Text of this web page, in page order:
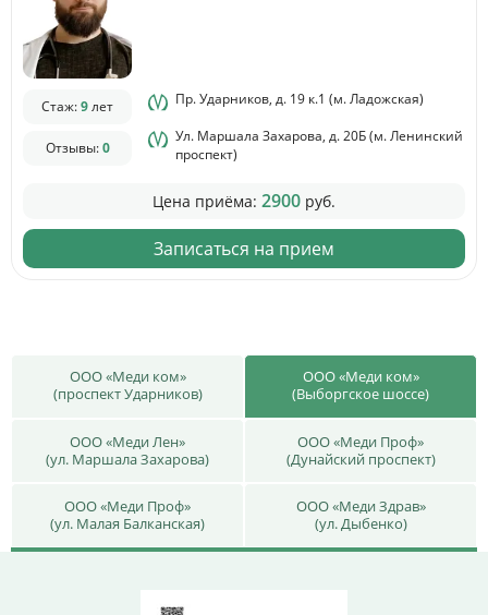
Стаж:9лет
Отзывы:0
Пр. Ударников, д. 19 к.1 (м. Ладожская)
Ул. Маршала Захарова, д. 20Б (м. Ленинский
проспект)
Цена приёма: 2900руб.
Записаться на прием
ООО «Меди ком»
(проспект Ударников)
ООО «Меди ком»
(Выборгское шоссе)
ООО «Меди Лен»
(ул. Маршала Захарова)
ООО «Меди Проф»
(Дунайский проспект)
ООО «Меди Проф»
(ул. Малая Балканская)
ООО «Меди Здрав»
(ул. Дыбенко)